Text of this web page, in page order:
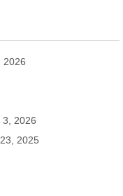
2026
3, 2026
2025